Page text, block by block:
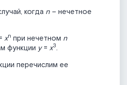
когда n – нечетное
xn при нечетном n
функции y= x3.
перечислим ее